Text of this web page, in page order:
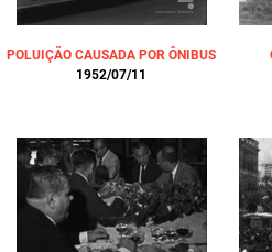
POLUIÇÃO CAUSADA POR ÔNIBUS
1952/07/11